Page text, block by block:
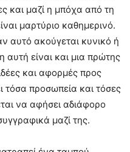
και μαζί η μπόχα από τη
μαρτύριο καθημερινό.
αυτό ακούγεται κυνικό ή
αυτή είναι και μια πρώτης
και αφορμές προς
τόσα προσωπεία και τόσες
να αφήσει αδιάφορο
μαζί της.